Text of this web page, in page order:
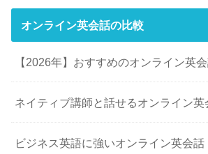
オンライン英会話の比較
【2026年】おすすめのオンライン英
ネイティブ講師と話せるオンライン英
ビジネス英語に強いオンライン英会話